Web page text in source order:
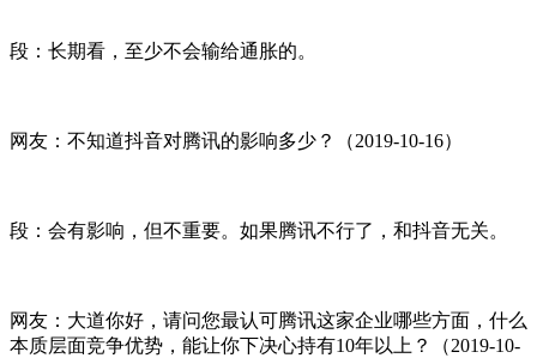
段：长期看，至少不会输给通胀的。
网友：不知道抖音对腾讯的影响多少？（2019-10-16）
段：会有影响，但不重要。如果腾讯不行了，和抖音无关。
网友：大道你好，请问您最认可腾讯这家企业哪些方面，什么
本质层面竞争优势，能让你下决心持有10年以上？（2019-10-